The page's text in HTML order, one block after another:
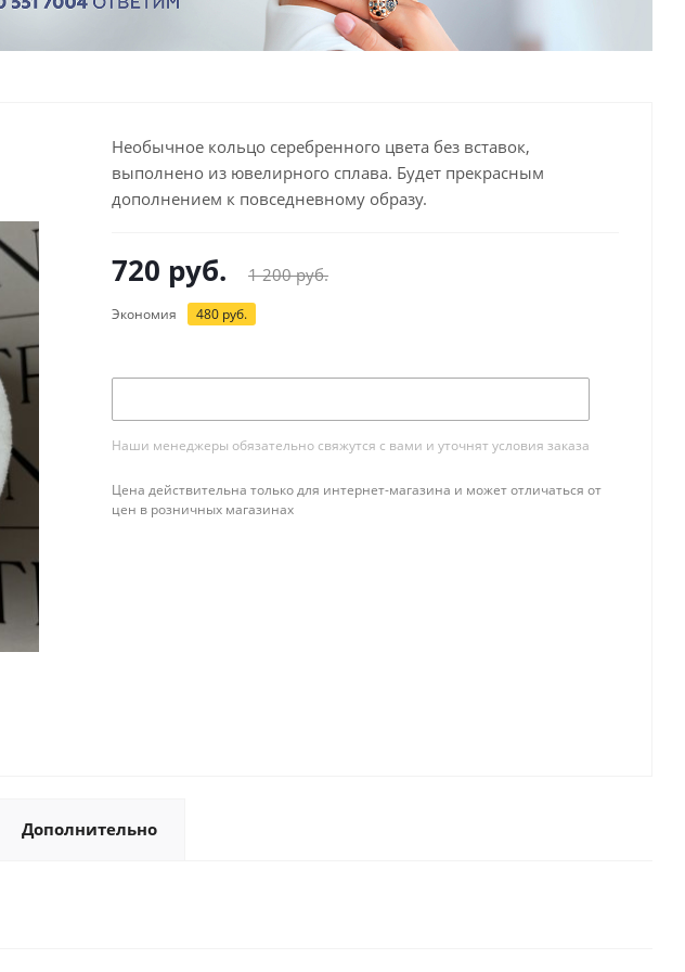
Необычное кольцо серебренного цвета без вставок,
выполнено из ювелирного сплава. Будет прекрасным
дополнением к повседневному образу.
720 руб. 1 200руб.
Экономия 480 руб.
Наши менеджеры обязательно свяжутся с вами и уточнят условия заказа
Цена действительна только для интернет-магазина и может отличаться от
цен в розничных магазинах
Дополнительно